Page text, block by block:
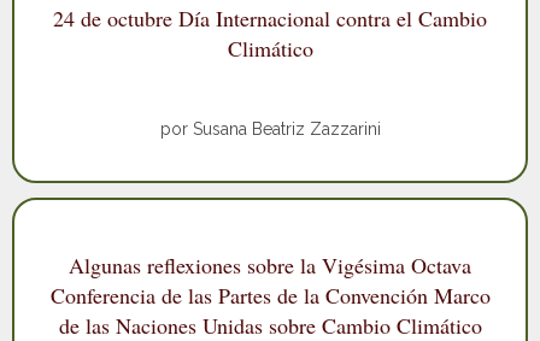
24 de octubre Día Internacional contra el Cambio
Climático
por Susana Beatriz Zazzarini
Algunas reflexiones sobre la Vigésima Octava
Conferencia de las Partes de la Convención Marco
de las Naciones Unidas sobre Cambio Climático